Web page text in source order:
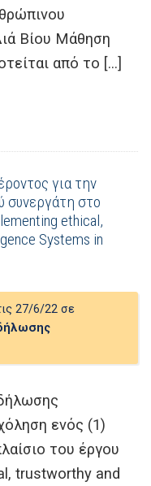
Βίου Μάθηση
από το […]
για την
συνεργάτη στο
ethical,
Systems in
27/6/22 σε
ενός (1)
του έργου
trustworthy and